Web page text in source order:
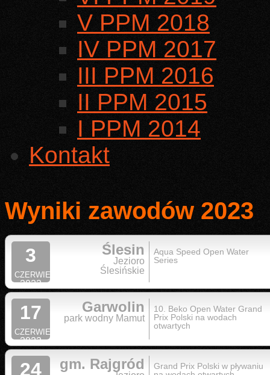
V PPM 2018
IV PPM 2017
III PPM 2016
II PPM 2015
I PPM 2014
Kontakt
Wyniki zawodów 2023
3
CZERWIEC
2023
Ślesin
Jezioro
Ślesińskie
Aqua Speed Open Water
Series
17
CZERWIEC
2023
Garwolin
park wodny Mamut
10. Beko Open Water Grand
Prix Polski na wodach
otwartych
24 gm. Rajgród
Grand Prix Polski w pływaniu